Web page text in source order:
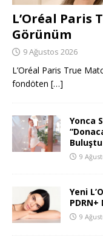
L’Oréal Paris
Görünüm
9 Ağustos 2026
L’Oréal Paris True
fondöten […]
Yonca
Buluştu
9
Yeni
PDRN+
9